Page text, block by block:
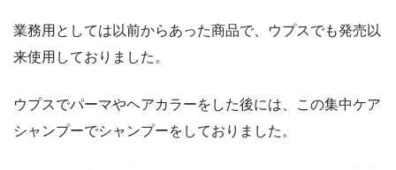
業務用としては以前からあった商品で、ウプスでも発売以
来使用しておりました。
ウプスでパーマやヘアカラーをした後には、この集中ケア
シャンプーでシャンプーをしておりました。